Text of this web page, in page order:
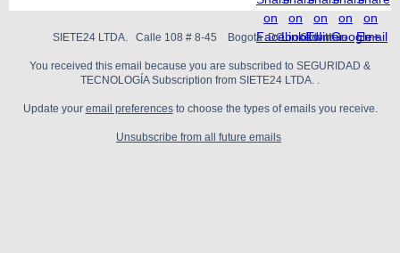
SIETE24 LTDA. Calle 108 # 8-45 Bogotá DC Colombia
You received this email because you are subscribed to SEGURIDAD &
TECNOLOGÍA Subscription from SIETE24 LTDA. .
Update your email preferencesto choose the types of emails you receive.
Unsubscribe from all future emails